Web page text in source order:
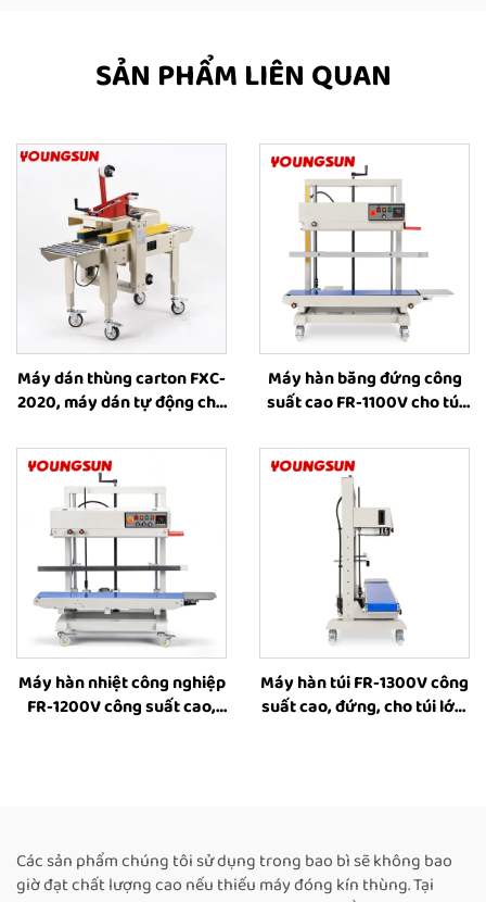
SẢN PHẨM LIÊN QUAN
Máy dán thùng carton FXC-
2020, máy dán tự động cho
băng keo cho hộp, máy
đóng gói hộp do nhà sản
xuất cung cấp
Máy hàn băng đứng công
suất cao FR-1100V cho túi
có chức năng đóng dấu in,
máy hàn nhiệt cho bao bì
thực phẩm
Máy hàn nhiệt công nghiệp
FR-1200V công suất cao,
Máy hàn túi FR-1300V công
suất cao, đứng, cho túi lớn,
Các sản phẩm chúng tôi sử dụng trong bao bì sẽ không bao
giờ đạt chất lượng cao nếu thiếu máy đóng kín thùng. Tại